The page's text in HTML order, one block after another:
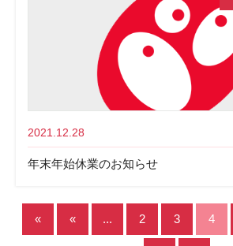
2021.12.28
年末年始休業のお知らせ
« « ... 2 3 4